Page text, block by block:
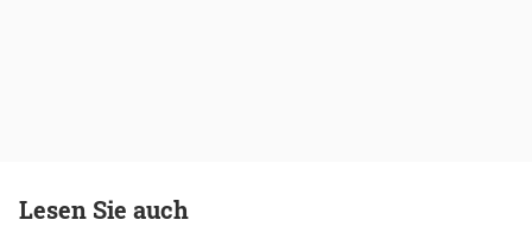
Lesen Sie auch